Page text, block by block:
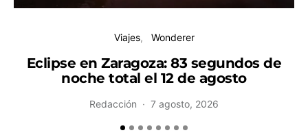
Viajes Wonderer
Eclipse en Zaragoza: 83 segundos de
noche total el 12 de agosto
Redacción 7 agosto, 2026